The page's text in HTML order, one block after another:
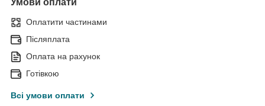
Оплатити частинами
Післяплата
Оплата на рахунок
Готівкою
Всі умови оплати